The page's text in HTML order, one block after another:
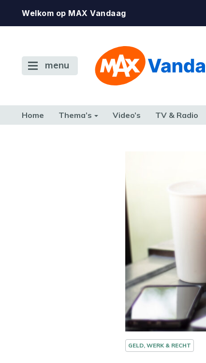
Welkom op MAX Vandaag
menu
Home Thema’s Video’s TV & Radio
GELD, WERK & RECHT